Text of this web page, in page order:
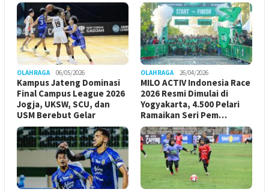
OLAHRAGA 06/05/2026
Kampus Jateng Dominasi
Final Campus League 2026
Jogja, UKSW, SCU, dan
USM Berebut Gelar
OLAHRAGA 26/04/2026
MILO ACTIV Indonesia Race
2026 Resmi Dimulai di
Yogyakarta, 4.500 Pelari
Ramaikan Seri Pem…